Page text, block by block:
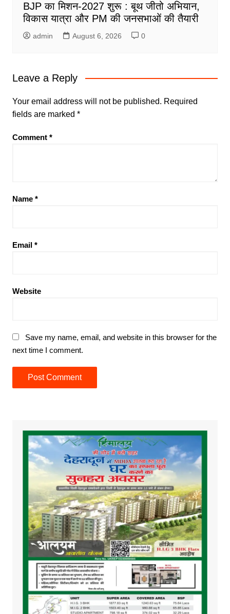
BJP का मिशन-2027 शुरू : बूथ जीतो अभियान,
विकास यात्रा और PM की जनसभाओं की तैयारी
admin August 6, 2026 0
Leave a Reply
Your email address will not be published. Required
fields are marked *
Comment *
Name *
Email *
Website
Save my name, email, and website in this browser for the
next time I comment.